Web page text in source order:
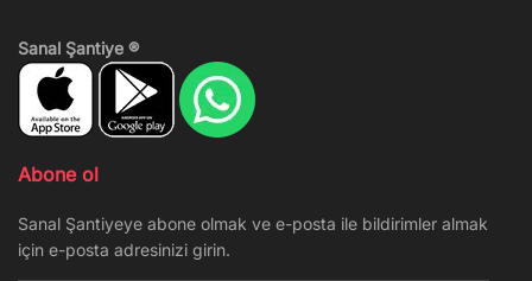
Sanal Şantiye ®
Abone ol
Sanal Şantiyeye abone olmak ve e-posta ile bildirimler almak
için e-posta adresinizi girin.